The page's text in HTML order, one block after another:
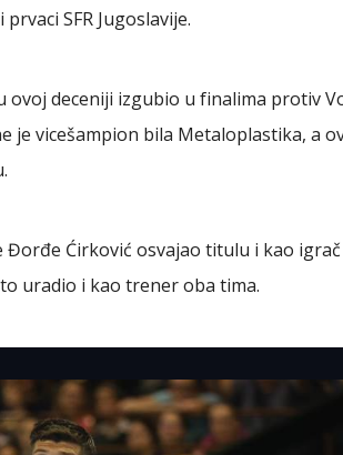
SFR Jugoslavije.
ovoj deceniji izgubio u finalima protiv
je vicešampion bila Metaloplastika, a
Đorđe Ćirković osvajao titulu i kao
uradio i kao trener oba tima.